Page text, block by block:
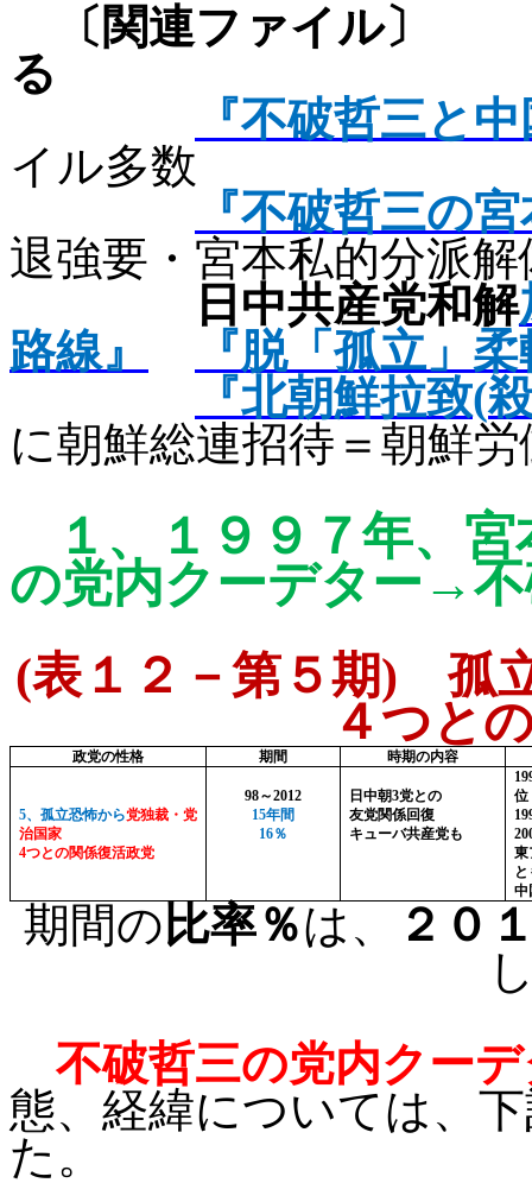
〔関連ファ
る
『不破哲三と
イル多数
『不破哲三の
退強要・宮本私的分派
日中共産党和解
路線』
『脱「孤立」
『北朝鮮拉致(
に朝鮮総連招待＝朝鮮
１、
１９９７年、
の党内クーデター→
(表１２－第５期)
孤
４つと
政党の性格 期間 時期の内容
5、孤立恐怖から党独裁・党
治国家
4つとの関係復活政党
98～2012
15年間
16％
日中朝3党との
友党関係回復
キューバ共産党も
位
東
中
期間の 比率％は、
２０
不破哲三の党内クー
態、経緯については、
た。